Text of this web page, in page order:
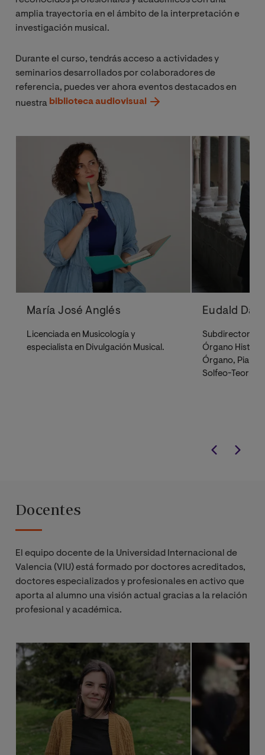
amplia trayectoria en el ámbito de la interpretación e
investigación musical.
Durante el curso, tendrás acceso a actividades y
seminarios desarrollados por colaboradores de
referencia, puedes ver ahora eventos destacados en
nuestra biblioteca audiovisual
María José Anglés
Licenciada en Musicología y
especialista en Divulgación Musical.
Eudald
Subdirector
Órgano
Órgano, Piano,
Solfeo-Teoría
Docentes
El equipo docente de la Universidad Internacional de
Valencia (VIU) está formado por doctores acreditados,
doctores especializados y profesionales en activo que
aporta al alumno una visión actual gracias a la relación
profesional y académica.